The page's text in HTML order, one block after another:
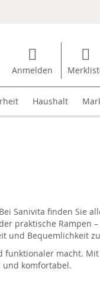
Anmelden
Haushalt
Sanivita finden Sie
praktische Rampen
und Bequemlichkeit
funktionaler macht.
und komfortabel.